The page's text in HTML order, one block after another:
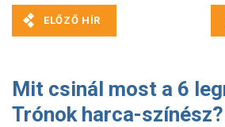
Mit csinál most a 6
Trónok harca-színész?